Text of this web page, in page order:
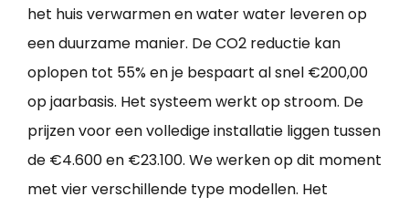
het huis verwarmen en water water leveren op
een duurzame manier. De CO2 reductie kan
oplopen tot 55% en je bespaart al snel €200,00
op jaarbasis. Het systeem werkt op stroom. De
prijzen voor een volledige installatie liggen tussen
de €4.600 en €23.100. We werken op dit moment
met vier verschillende type modellen. Het